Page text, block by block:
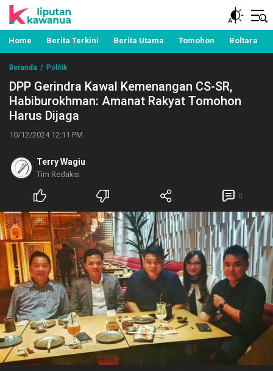
Liputan Kawanua
Berita Manado, Sulawesi Utara, Kawanua, Politik,
Pemerintahan, Hukum Kriminal dan Nasional
Home Berita Terkini Berita Utama Tomohon Boltara
Beranda Politik
DPP Gerindra Kawal Kemenangan CS-SR,
Habiburokhman: Amanat Rakyat Tomohon
Harus Dijaga
10/12/2024 12:11 PM
Terry Wagiu
Tim Redaksi
0